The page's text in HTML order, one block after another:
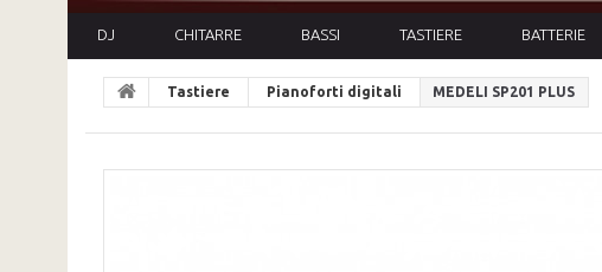
DJ CHITARRE BASSI TASTIERE BATTERIE
Tastiere Pianoforti digitali MEDELI SP201 PLUS